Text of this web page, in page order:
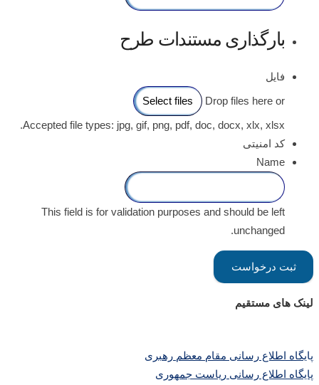
بارگذاری مستندات طرح
فایل
Drop files here or
Accepted file types: jpg, gif, png, pdf, doc, docx, xlx, xlsx.
کد امنیتی
Name
This field is for validation purposes and should be left
unchanged.
لینک های مستقیم
پایگاه اطلاع رسانی مقام معظم رهبری
پایگاه اطلاع رسانی ریاست جمهوری